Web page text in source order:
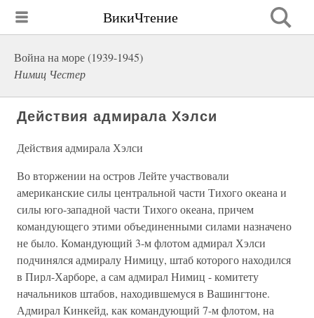
ВикиЧтение
Война на море (1939-1945)
Нимиц Честер
Действия адмирала Хэлси
Действия адмирала Хэлси
Во вторжении на остров Лейте участвовали
американские силы центральной части Тихого океана и
силы юго-западной части Тихого океана, причем
командующего этими объединенными силами назначено
не было. Командующий 3-м флотом адмирал Хэлси
подчинялся адмиралу Нимицу, штаб которого находился
в Пирл-Харборе, а сам адмирал Нимиц - комитету
начальников штабов, находившемуся в Вашингтоне.
Адмирал Кинкейд, как командующий 7-м флотом, на